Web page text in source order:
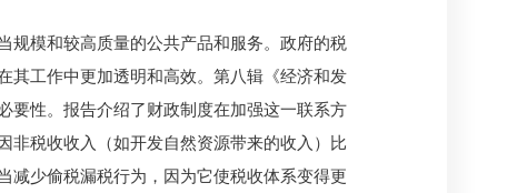
规模和较高质量的公共产品和服务。政府的税
其工作中更加透明和高效。第八辑《经济和发
要性。报告介绍了财政制度在加强这一联系方
非税收收入（如开发自然资源带来的收入）比
减少偷税漏税行为，因为它使税收体系变得更